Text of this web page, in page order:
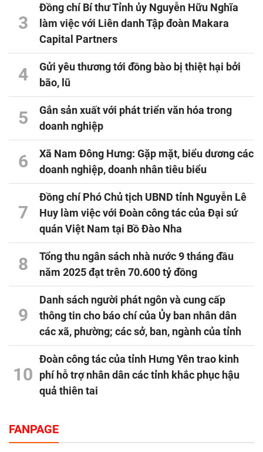
3
Đồng chí Bí thư Tỉnh ủy Nguyễn Hữu Nghĩa
làm việc với Liên danh Tập đoàn Makara
Capital Partners
4
Gửi yêu thương tới đồng bào bị thiệt hại bởi
bão, lũ
5
Gắn sản xuất với phát triển văn hóa trong
doanh nghiệp
6
Xã Nam Đông Hưng: Gặp mặt, biểu dương các
doanh nghiệp, doanh nhân tiêu biểu
7
Đồng chí Phó Chủ tịch UBND tỉnh Nguyễn Lê
Huy làm việc với Đoàn công tác của Đại sứ
quán Việt Nam tại Bồ Đào Nha
8
Tổng thu ngân sách nhà nước 9 tháng đầu
năm 2025 đạt trên 70.600 tỷ đồng
9
Danh sách người phát ngôn và cung cấp
thông tin cho báo chí của Ủy ban nhân dân
các xã, phường; các sở, ban, ngành của tỉnh
10
Đoàn công tác của tỉnh Hưng Yên trao kinh
phí hỗ trợ nhân dân các tỉnh khắc phục hậu
quả thiên tai
FANPAGE